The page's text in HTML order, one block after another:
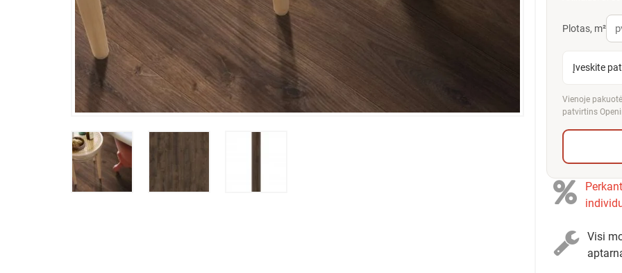
Plotas, m²
Įveskite
Vienoje
patvirtins
Visi